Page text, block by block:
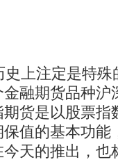
上注定是特殊
融期货品种
货是以股票指
值的基本功能
天的推出，也